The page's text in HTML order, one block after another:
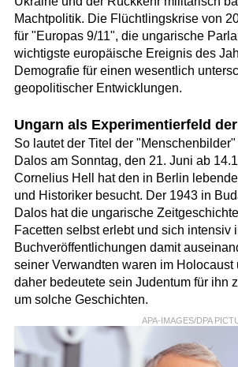
Machtpolitik. Die Flüchtlingskrise von
für "Europas 9/11", die ungarische
wichtigste europäische Ereignis des
Demografie für einen wesentlich
geopolitischer Entwicklungen.
Ungarn als Experimentierfeld
So lautet der Titel der
Dalos am Sonntag, den 21. Juni ab
Cornelius Hell hat den in Berlin
und Historiker besucht. Der 1943 in
Dalos hat die ungarische
Facetten selbst erlebt und sich intensiv
Buchveröffentlichungen damit
seiner Verwandten waren im Holocaust
daher bedeutete sein Judentum für ihn
um solche Geschichten.
APA-IMAGES/DPA